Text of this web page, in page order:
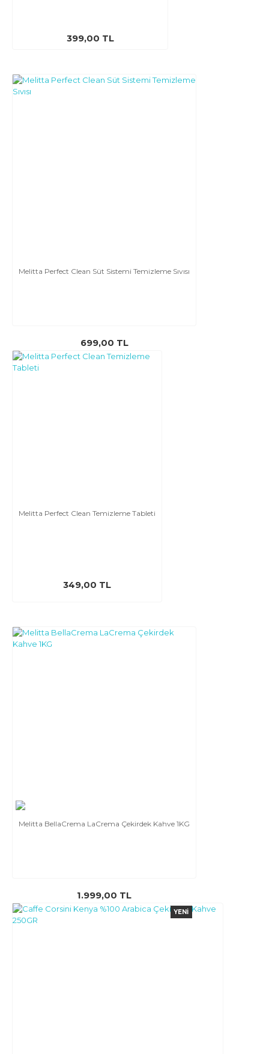
399,00 TL
Melitta Perfect Clean Süt Sistemi Temizleme Sıvısı
699,00 TL
Melitta Perfect Clean Temizleme Tableti
349,00 TL
Melitta BellaCrema LaCrema Çekirdek Kahve 1KG
1.999,00 TL
YENI